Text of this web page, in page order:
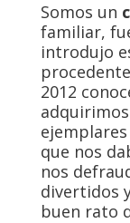
Somos un
familiar,
introdujo
2012
que nos
nos
divertidos
buen rato